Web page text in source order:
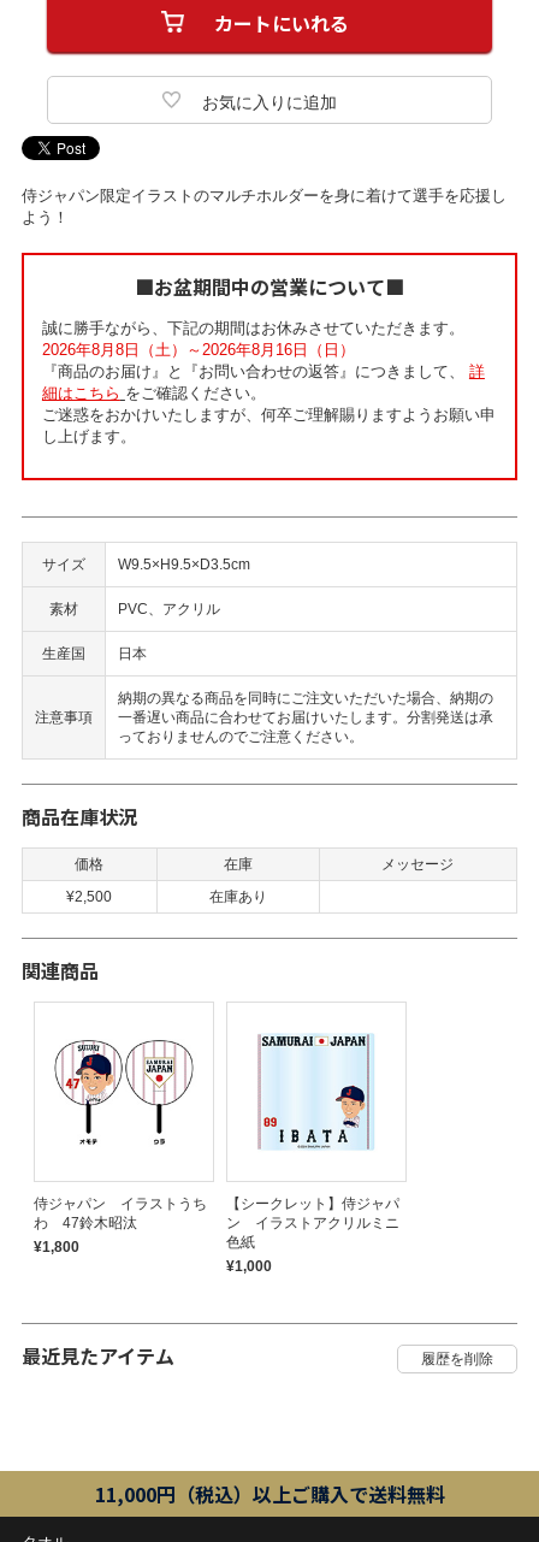
侍ジャパン限定イラストのマルチホルダーを身に着けて選手を応援し
よう！
■お盆期間中の営業について■
誠に勝手ながら、下記の期間はお休みさせていただきます。
2026年8月8日（土）～2026年8月16日（日）
『商品のお届け』と『お問い合わせの返答』につきまして、 詳
細はこちら をご確認ください。
ご迷惑をおかけいたしますが、何卒ご理解賜りますようお願い申
し上げます。
サイズ W9.5×H9.5×D3.5cm
素材 PVC、アクリル
生産国 日本
注意事項
納期の異なる商品を同時にご注文いただいた場合、納期の
一番遅い商品に合わせてお届けいたします。分割発送は承
っておりませんのでご注意ください。
商品在庫状況
価格 在庫
メッセージ
¥2,500
在庫あり
関連商品
侍ジャパン イラストうち
わ 47鈴木昭汰
¥1,800
【シークレット】侍ジャパ
ン イラストアクリルミニ
色紙
¥1,000
最近見たアイテム
11,000円（税込）以上ご購入で送料無料